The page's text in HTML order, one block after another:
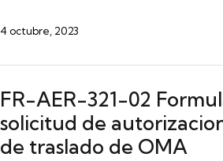
4 octubre, 2023
FR-AER-321-02
solicitud de
de traslado de OMA